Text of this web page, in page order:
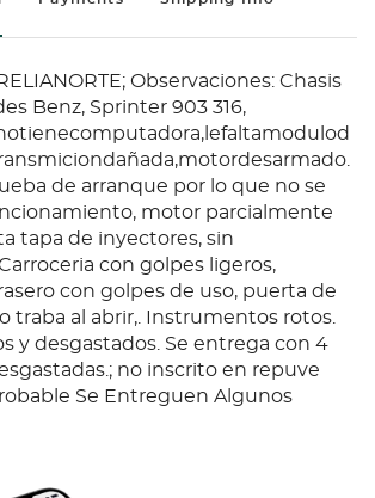
Observaciones: Chasis
Benz, Sprinter 903 316,
de arranque por lo que no se
motor parcialmente
tapa de inyectores, sin
con golpes ligeros,
con golpes de uso, puerta de
traba al abrir,. Instrumentos rotos.
y desgastados. Se entrega con 4
no inscrito en repuve
Se Entreguen Algunos